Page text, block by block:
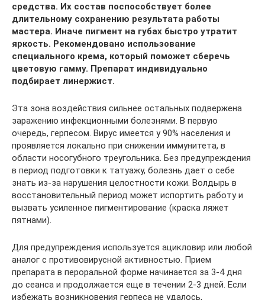
средства. Их состав поспособствует более
длительному сохранению результата работы
мастера. Иначе пигмент на губах быстро утратит
яркость. Рекомендовано использование
специального крема, который поможет сберечь
цветовую гамму. Препарат индивидуально
подбирает линержист.
Эта зона воздействия сильнее остальных подвержена
заражению инфекционными болезнями. В первую
очередь, герпесом. Вирус имеется у 90% населения и
проявляется локально при снижении иммунитета, в
области носогубного треугольника. Без предупреждения
в период подготовки к татуажу, болезнь дает о себе
знать из-за нарушения целостности кожи. Волдырь в
восстановительный период может испортить работу и
вызвать усиленное пигментирование (краска ляжет
пятнами).
Для предупреждения используется ацикловир или любой
аналог с противовирусной активностью. Прием
препарата в пероральной форме начинается за 3-4 дня
до сеанса и продолжается еще в течении 2-3 дней. Если
избежать возникновения герпеса не удалось,